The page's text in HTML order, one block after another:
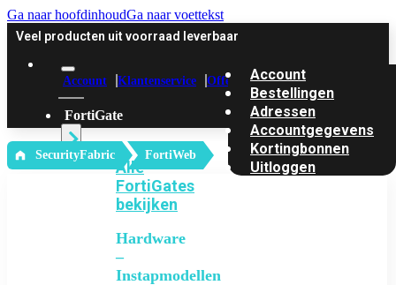
Ga naar hoofdinhoudGa naar voettekst
Veel producten uit voorraad leverbaar
Account Klantenservice Offerte
FortiGate
Alle
FortiGates
bekijken
Hardware
–
Instapmodellen
Account
Bestellingen
Adressen
Accountgegevens
Kortingbonnen
Uitloggen
‎ SecurityFabric FortiWeb